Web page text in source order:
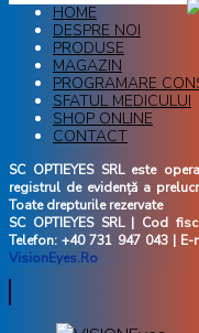
HOME
DESPRE NOI
PRODUSE
MAGAZIN
PROGRAMARE
SFATUL MEDICULUI
SHOP ONLINE
CONTACT
SC OPTIEYES SRL este
registrul de evidență a
Toate drepturile rezervate
SC OPTIEYES SRL | Cod
Telefon: +40 731 947 043 |
VisionEyes.Ro